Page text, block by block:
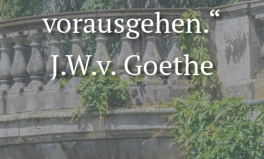
vorausgehen.“
J.W.v. Goethe